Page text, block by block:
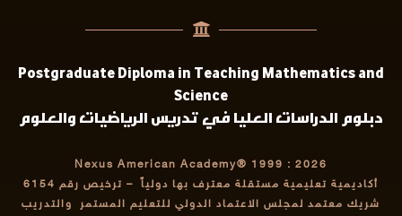
Postgraduate Diploma in Teaching Mathematics and
Science
دبلوم الدراسات العليا في تدريس الرياضيات والعلوم
Nexus American Academy® 1999 : 2026
أكاديمية تعليمية مستقلة معترف بها دولياً
– ترخيص رقم 6154
شريك معتمد لمجلس الاعتماد الدولي للتعليم المستمر والتدريب